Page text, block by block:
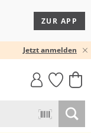
ZUR APP
Jetzt anmelden
MUST-HAVE